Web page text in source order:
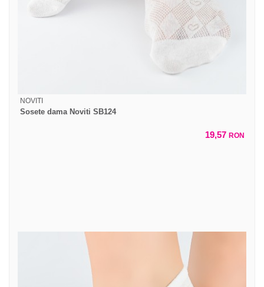
NOVITI
Sosete dama Noviti SB124
19,57 RON